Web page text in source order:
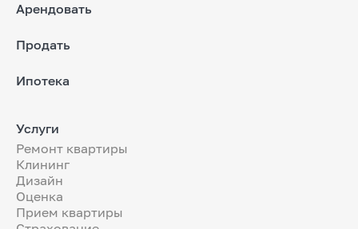
Арендовать
Продать
Ипотека
Услуги
Ремонт квартиры
Клининг
Дизайн
Оценка
Прием квартиры